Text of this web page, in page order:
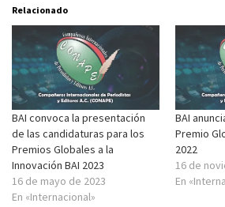
Relacionado
BAI convoca la presentación
de las candidaturas para los
Premios Globales a la
Innovación BAI 2023
16 de mayo de 2023
En «Internacional»
BAI
Premio
2022
16 de
En